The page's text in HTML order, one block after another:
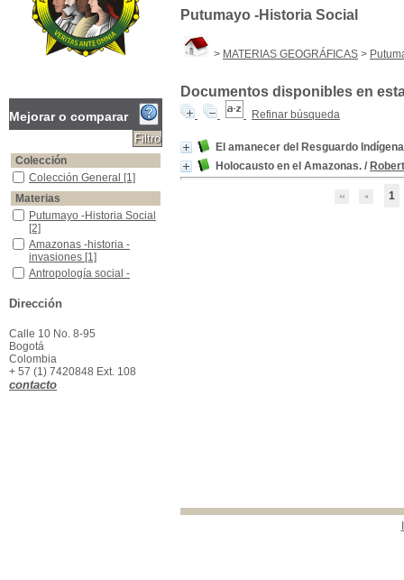
Putumayo -Historia Social
> MATERIAS GEOGRÁFICAS >
Documentos disponibles en
Refinar búsqueda
El amanecer del Resguardo
Holocausto en el Amazonas. /
1
Mejorar o comparar
Colección
Colección General
Colección General [1]
Materias
Putumayo -Historia Social
Putumayo -Historia Social
[2]
Amazonas -historia -invasiones
Amazonas -historia -
invasiones [1]
Antropología social -Historia -Colombia
Antropología social -
Casa Arana - invasión a Colombia
Casa Arana - invasión a
Caucherías-
Caucherías-[1]
Caucherías-Colombia-problemática
Caucherías-Colombia-
problemática
Indígenas de Colombia--Región del Amazonas (Colombia)
Indígenas de Colombia--
Región del Amazonas
Dirección
Calle 10 No. 8-95
Bogotá
Colombia
+ 57 (1) 7420848 Ext. 108
contacto